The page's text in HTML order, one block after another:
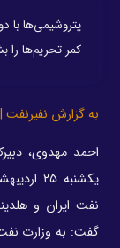
پتروشیمی‌ها با
کمر تحریم‌ها را
به گزارش
احمد مهدوی،
گفت: به وزارت